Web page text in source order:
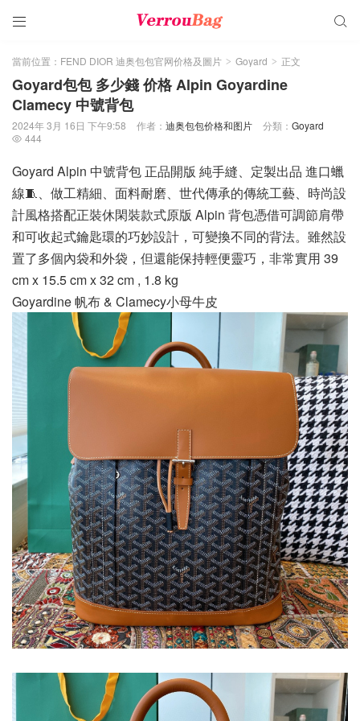
 
當前位置： FEND DIOR 迪奥包包官网价格及圖片 > Goyard > 正文
Goyard包包 多少錢 价格 Alpin Goyardine
Clamecy 中號背包
2024年 3月 16日 下午9:58 作者： 迪奥包包价格和图片 分類： Goyard
 444
Goyard Alpin 中號背包 正品開版 純手縫、定製出品 進口蠟
線🧵、做工精細、面料耐磨、世代傳承的傳統工藝、時尚設
計風格搭配正裝休閑裝款式原版 Alpin 背包憑借可調節肩帶
和可收起式鑰匙環的巧妙設計，可變換不同的背法。雖然設
置了多個內袋和外袋，但還能保持輕便靈巧，非常實用 39
cm x 15.5 cm x 32 cm , 1.8 kg
Goyardine 帆布 & Clamecy小母牛皮